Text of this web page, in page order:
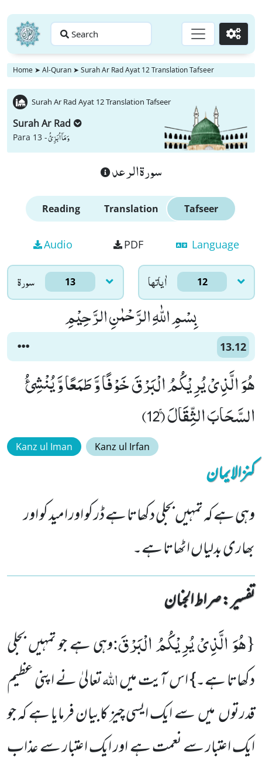
Search Go
Home ➤ Al-Quran ➤ Surah Ar Rad Ayat 12 Translation Tafseer
Surah Ar Rad Ayat 12 Translation Tafseer
Surah Ar Rad
Para 13 -وَ مَاۤ اُبَرِّئُ
سورة الرعد
Reading Translation Tafseer
Audio PDF Language
سورۃ 13 اٰياتها 12
بِسْمِ اللّٰهِ الرَّحْمٰنِ الرَّحِیْمِ
13.12
هُوَ الَّذِیْ یُرِیْكُمُ الْبَرْقَ خَوْفًا وَّ طَمَعًا وَّ یُنْشِئُ
السَّحَابَ الثِّقَالَۚ (12)
Kanz ul Iman Kanz ul Irfan
کنزالایمان
وہی ہے کہ تمہیں بجلی دکھاتا ہے ڈر کو اور امید کو اور
بھاری بدلیاں اٹھاتا ہے۔
تفسیر : ‎صراط الجنان
{هُوَ الَّذِیْ یُرِیْكُمُ الْبَرْقَ:وہی ہے جو تمہیں بجلی
دکھاتا ہے۔} اس آیت میںاللّٰہتعالیٰ نے اپنی عظیم
قدرتوں میں سے ایک ایسی چیز کابیان فرمایا ہے کہ جو
ایک اعتبار سے نعمت ہے اور ایک اعتبار سے عذاب